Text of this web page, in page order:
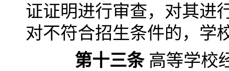
证证明进行审查，对其进
对不符合招生条件的，学
第十三条高等学校